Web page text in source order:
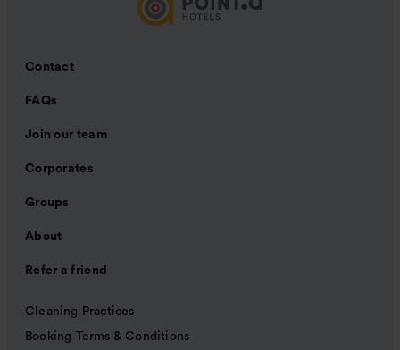
Contact
FAQs
Join our team
Corporates
Groups
About
Refer a friend
Cleaning Practices
Booking Terms & Conditions